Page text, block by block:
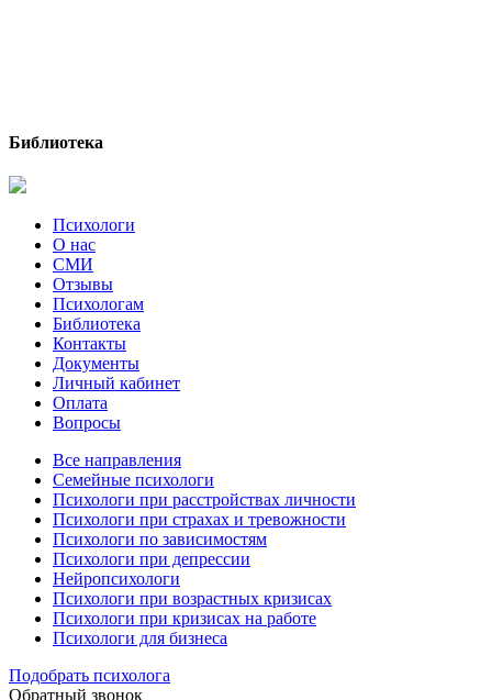
Библиотека
Психологи
О нас
СМИ
Отзывы
Психологам
Библиотека
Контакты
Документы
Личный кабинет
Оплата
Вопросы
Все направления
Семейные психологи
Психологи при расстройствах личности
Психологи при страхах и тревожности
Психологи по зависимостям
Психологи при депрессии
Нейропсихологи
Психологи при возрастных кризисах
Психологи при кризисах на работе
Психологи для бизнеса
Подобрать психолога
Обратный звонок